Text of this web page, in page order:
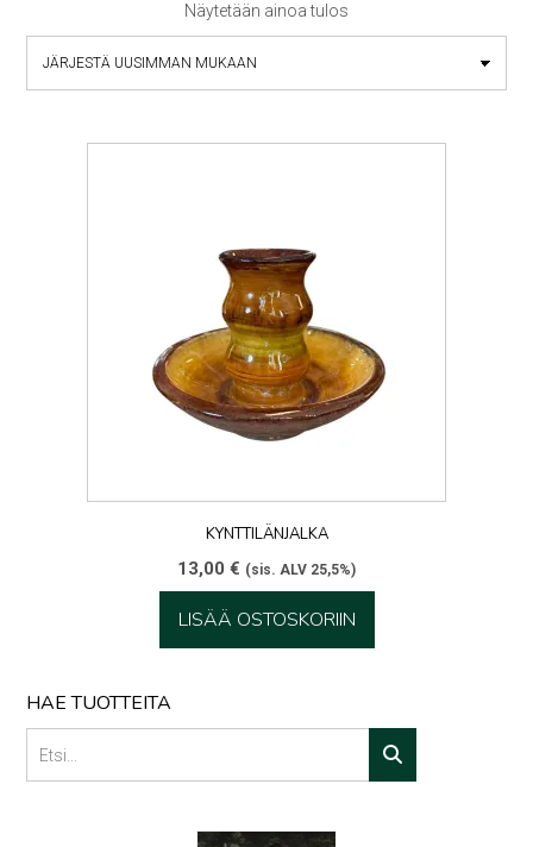
Näytetään ainoa tulos
KYNTTILÄNJALKA
13,00 € (sis. ALV 25,5%)
LISÄÄ OSTOSKORIIN
HAE TUOTTEITA